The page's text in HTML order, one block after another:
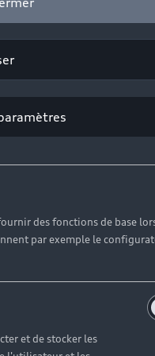
et de ses
de mes
et des invitations à
des fonctions de base
par exemple le
et de stocker les